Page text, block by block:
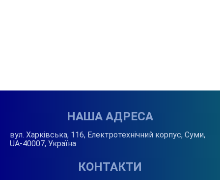
НАША АДРЕСА
вул. Харківська, 116, Електротехнічний корпус, Суми,
UA-40007, Україна
КОНТАКТИ